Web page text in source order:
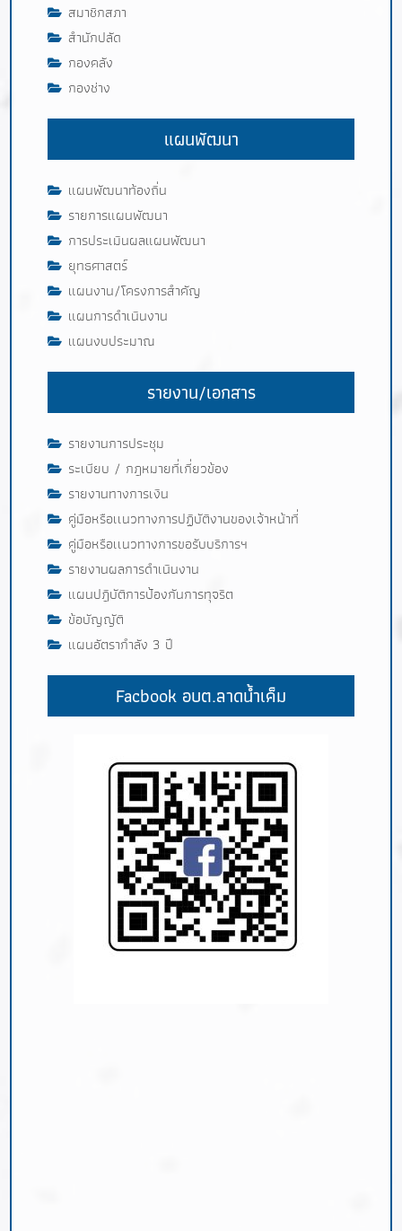
สมาชิกสภา
สำนักปลัด
กองคลัง
กองช่าง
แผนพัฒนา
แผนพัฒนาท้องถิ่น
รายการแผนพัฒนา
การประเมินผลแผนพัฒนา
ยุทธศาสตร์
แผนงาน/โครงการสำคัญ
แผนการดำเนินงาน
แผนงบประมาณ
รายงาน/เอกสาร
รายงานการประชุม
ระเบียบ / กฎหมายที่เกี่ยวข้อง
รายงานทางการเงิน
คู่มือหรือเเนวทางการปฏิบัติงานของเจ้าหน้าที่
คู่มือหรือเเนวทางการขอรับบริการฯ
รายงานผลการดำเนินงาน
แผนปฎิบัติการป้องกันการทุจริต
ข้อบัญญัติ
แผนอัตรากำลัง 3 ปี
Facbook อบต.ลาดน้ำเค็ม